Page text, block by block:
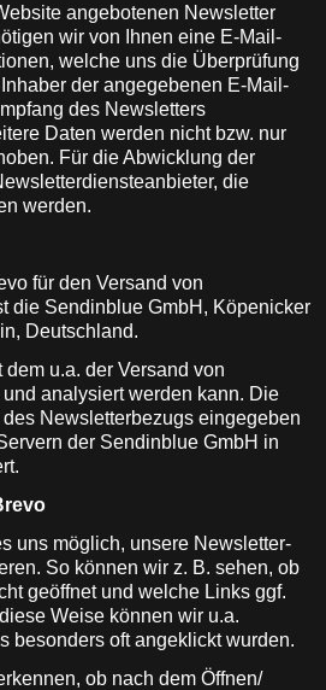
angebotenen Newsletter
wir von Ihnen eine E-Mail-
welche uns die Überprüfung
der angegebenen E-Mail-
des Newsletters
Daten werden nicht bzw. nur
Für die Abwicklung der
die
werden.
für den Versand von
die Sendinblue GmbH, Köpenicker
Deutschland.
u.a. der Versand von
analysiert werden kann. Die
Newsletterbezugs eingegeben
der Sendinblue GmbH in
uns möglich, unsere Newsletter-
So können wir z. B. sehen, ob
geöffnet und welche Links ggf.
Weise können wir u.a.
besonders oft angeklickt wurden.
ob nach dem Öffnen/